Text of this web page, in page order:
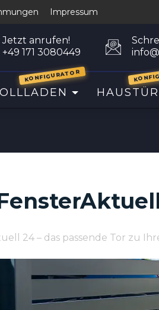
Impressum
Jetzt anrufen!
+49 171 3080449
KONFIGURATOR
24 – das passende Tor zu